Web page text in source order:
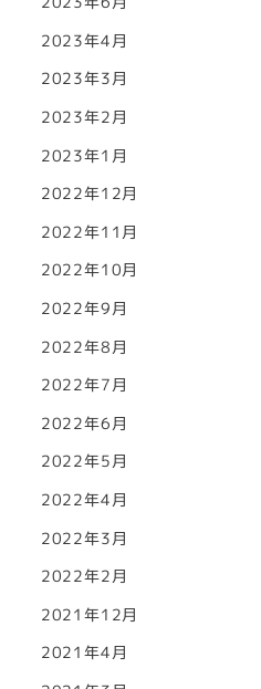
2023年4月
2023年3月
2023年2月
2023年1月
2022年12月
2022年11月
2022年10月
2022年9月
2022年8月
2022年7月
2022年6月
2022年5月
2022年4月
2022年3月
2022年2月
2021年12月
2021年4月